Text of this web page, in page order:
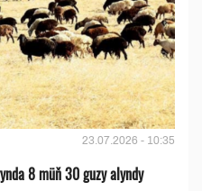
23.07.2026 - 10:35
8 müň 30 guzy alyndy